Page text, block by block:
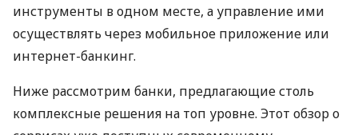
инструменты в одном месте, а управление ими
осуществлять через мобильное приложение или
интернет-банкинг.
Ниже рассмотрим банки, предлагающие столь
комплексные решения на топ уровне. Этот обзор о